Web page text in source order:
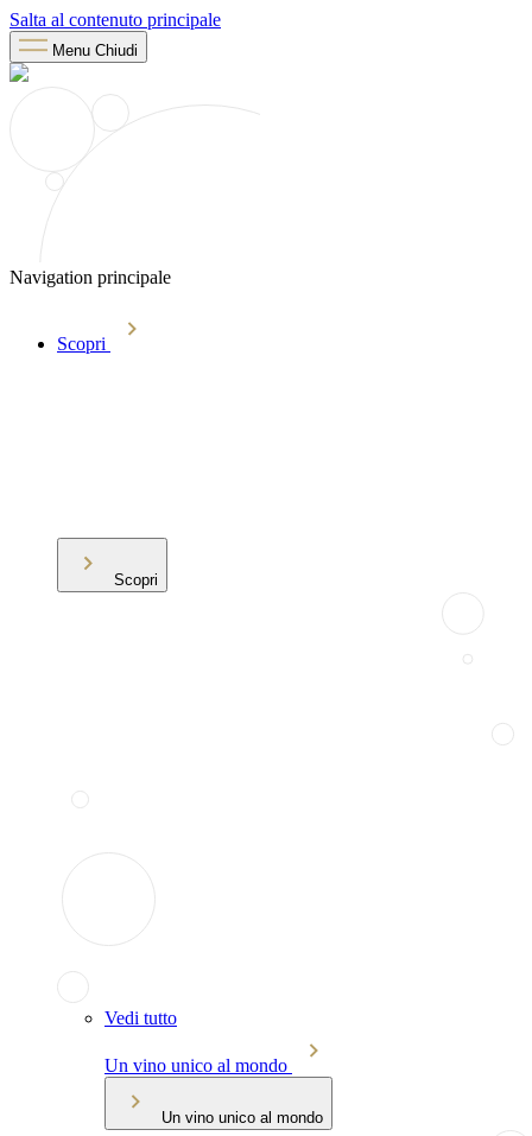
Salta al contenuto principale
Menu Chiudi
Navigation principale
Scopri
Scopri
Vedi tutto
Un vino unico al mondo
Un vino unico al mondo